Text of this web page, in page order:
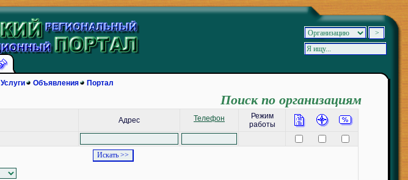
Услуги Объявления Портал
Поиск по организациям
Адрес Телефон
Режим
работы